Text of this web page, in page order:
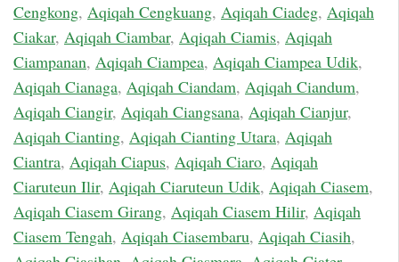
Cengkong, Aqiqah Cengkuang, Aqiqah Ciadeg, Aqiqah
Ciakar, Aqiqah Ciambar, Aqiqah Ciamis, Aqiqah
Ciampanan, Aqiqah Ciampea, Aqiqah Ciampea Udik,
Aqiqah Cianaga, Aqiqah Ciandam, Aqiqah Ciandum,
Aqiqah Ciangir, Aqiqah Ciangsana, Aqiqah Cianjur,
Aqiqah Cianting, Aqiqah Cianting Utara, Aqiqah
Ciantra, Aqiqah Ciapus, Aqiqah Ciaro, Aqiqah
Ciaruteun Ilir, Aqiqah Ciaruteun Udik, Aqiqah Ciasem,
Aqiqah Ciasem Girang, Aqiqah Ciasem Hilir, Aqiqah
Ciasem Tengah, Aqiqah Ciasembaru, Aqiqah Ciasih,